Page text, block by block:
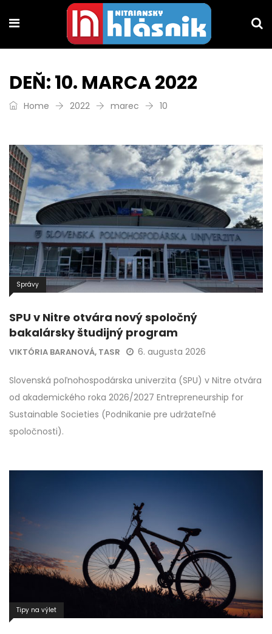
DEŇ:10. MARCA 2022
Home 2022 marec 10
Správy
SPU v Nitre otvára nový spoločný
bakalársky študijný program
VIKTÓRIA BARANOVÁ, TASR 6. augusta 2026
Slovenská poľnohospodárska univerzita (SPU) v Nitre otvára
od akademického roka 2026/2027 Entrepreneurship for
Sustainable Societies (Podnikanie pre udržateľné
spoločnosti).
Tipy na výlet